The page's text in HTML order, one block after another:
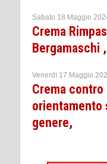
Sabato 18 Maggio
Crema
Bergamaschi
Venerdì 17 Maggio
Crema
orientamento
genere,